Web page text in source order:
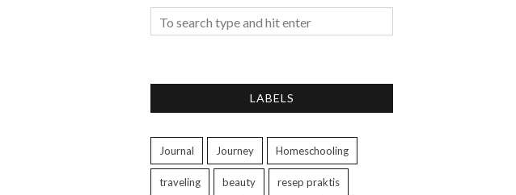
LABELS
Journal Journey Homeschooling
traveling beauty resep praktis